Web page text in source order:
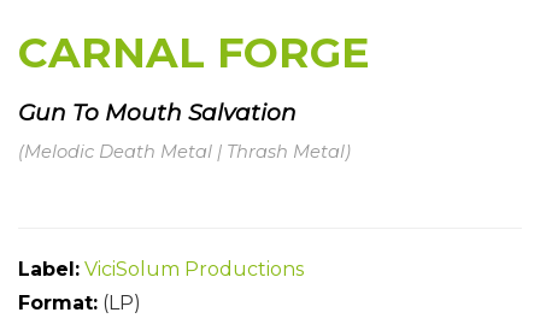
CARNAL FORGE
Gun To Mouth Salvation
(Melodic Death Metal | Thrash Metal)
Label: ViciSolum Productions
Format: (LP)